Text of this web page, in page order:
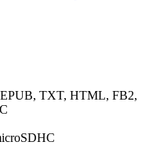
TXT, HTML, FB2,